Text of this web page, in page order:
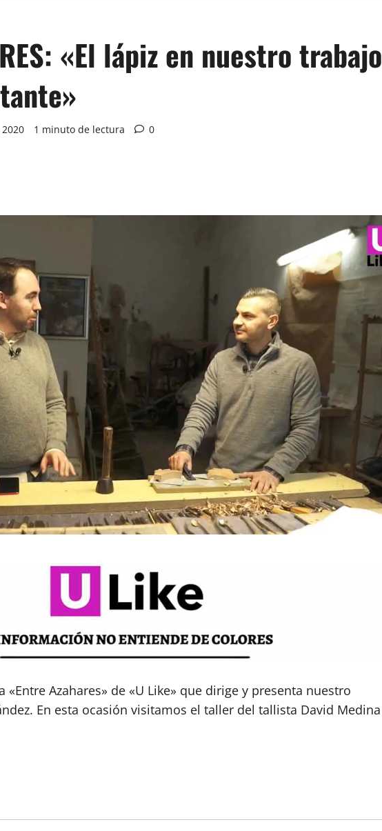
«El lápiz en nuestro trabajo
1 minuto de lectura 0
Azahares» de «U Like» que dirige y presenta nuestro
En esta ocasión visitamos el taller del tallista David Medina